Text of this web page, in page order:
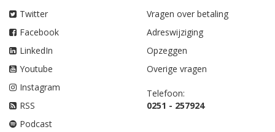
Twitter
Facebook
LinkedIn
Youtube
Instagram
RSS
Podcast
Vragen over betaling
Adreswijziging
Opzeggen
Overige vragen
Telefoon:
0251 - 257924